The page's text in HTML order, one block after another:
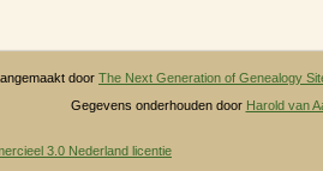
door The Next Generation of Genealogy
Gegevens onderhouden door Harold van
3.0 Nederland licentie